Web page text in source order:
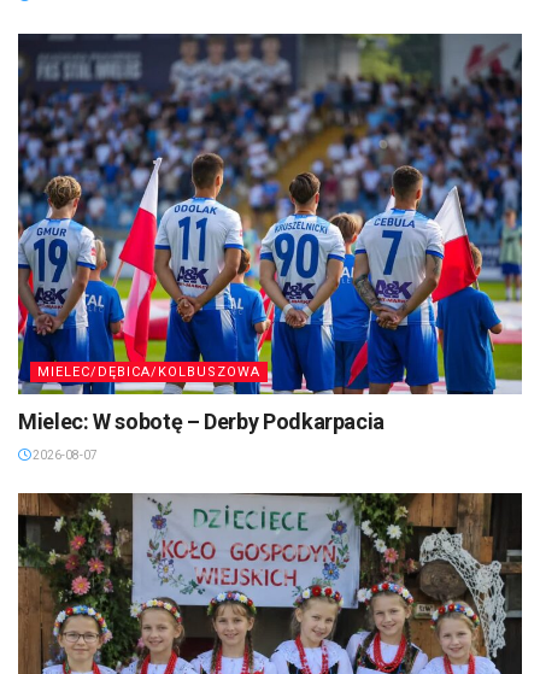
MIELEC/DĘBICA/KOLBUSZOWA
Mielec: W sobotę – Derby Podkarpacia
2026-08-07